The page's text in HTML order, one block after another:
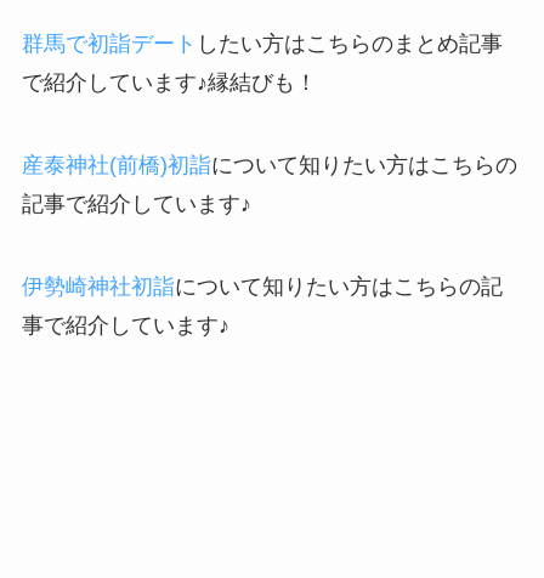
群馬で初詣デート したい方はこちらのまとめ記事
で紹介しています♪縁結びも！
産泰神社(前橋)初詣について知りたい方はこちらの
記事で紹介しています♪
伊勢崎神社初詣について知りたい方はこちらの記
事で紹介しています♪